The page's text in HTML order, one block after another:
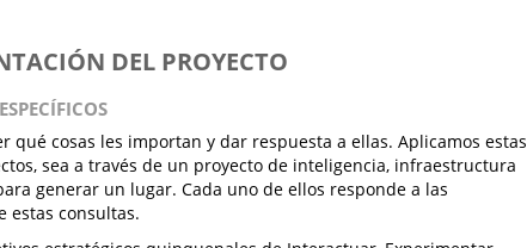
DEL PROYECTO
qué cosas les importan y dar respuesta a ellas. Aplicamos estas
sea a través de un proyecto de inteligencia, infraestructura
generar un lugar. Cada uno de ellos responde a las
estas consultas.